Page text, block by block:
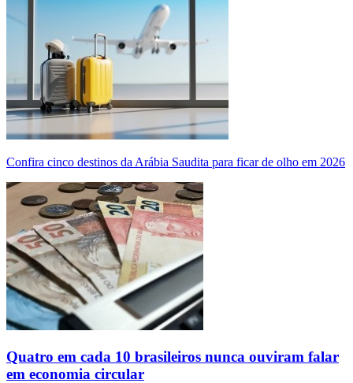
Confira cinco destinos da Arábia Saudita para ficar de olho em 2026
Quatro em cada 10 brasileiros nunca ouviram falar
em economia circular